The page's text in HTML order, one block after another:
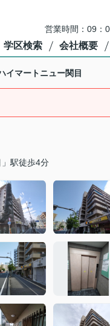
営業時間：09：
学区検索 会社概要
イマートニュー関目
駅徒歩4分